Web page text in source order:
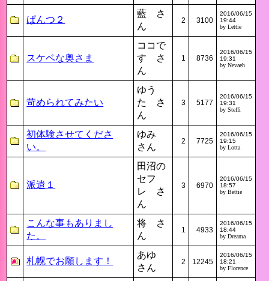
ぱんつ２
藍 さ
ん
2 3100
2016/06/15
19:44
by Lettie
スケベな奥さま
ココで
す さ
ん
1 8736
2016/06/15
19:31
by Nevaeh
苛められてみたい
ゆう
た さ
ん
3 5177
2016/06/15
19:31
by Steffi
初体験させてくださ
い。
ゆみ
さん
2 7725
2016/06/15
19:15
by Lotta
派遣１
田沼の
セフ
レ さ
ん
3 6970
2016/06/15
18:57
by Bettie
こんな事もありまし
た。
将 さ
ん
1 4933
2016/06/15
18:44
by Dreama
札幌でお願します！
あゆ
さん
2 12245
2016/06/15
18:21
by Florence